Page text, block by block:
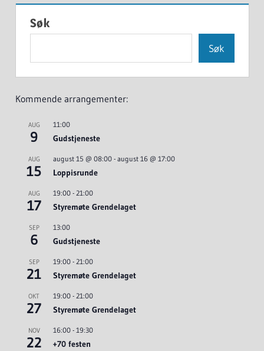
Søk
Søk
Kommende arrangementer:
AUG
9
11:00
Gudstjeneste
AUG
15
august 15 @ 08:00- august 16 @ 17:00
Loppisrunde
AUG
17
19:00- 21:00
Styremøte Grendelaget
SEP
6
13:00
Gudstjeneste
SEP
21
19:00- 21:00
Styremøte Grendelaget
OKT
27
19:00- 21:00
Styremøte Grendelaget
NOV
22
16:00- 19:30
+70 festen